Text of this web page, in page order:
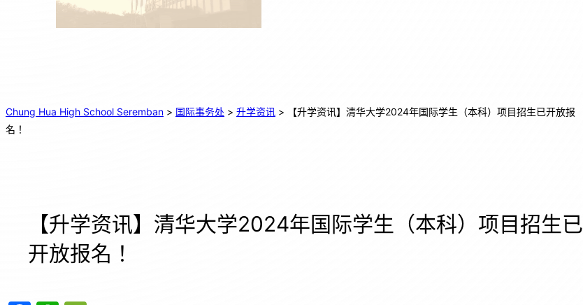
Chung Hua High School Seremban > 国际事务处 > 升学资讯 >
【升学资讯】清华大学2024年国际学生（本科）项目招生已开放报
名！
【升学资讯】清华大学2024年国际学生（本科）项目招生已
开放报名！